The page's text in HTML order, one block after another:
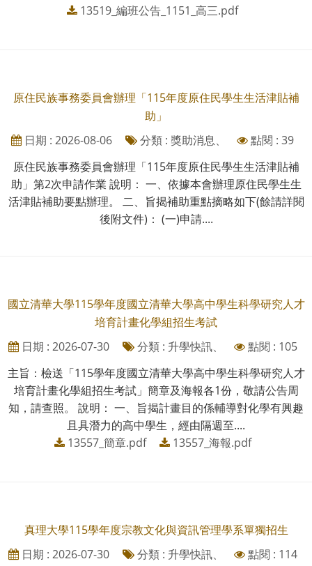
13519_編班公告_1151_高三.pdf
原住民族事務委員會辦理「115年度原住民學生生活津貼補
助」
日期 : 2026-08-06
分類 : 獎助消息、
點閱 : 39
原住民族事務委員會辦理「115年度原住民學生生活津貼補
助」第2次申請作業 說明： 一、依據本會辦理原住民學生生
活津貼補助要點辦理。 二、旨揭補助重點摘略如下(餘請詳閱
後附文件)： (一)申請....
國立清華大學115學年度國立清華大學高中學生科學研究人才
培育計畫化學組招生考試
日期 : 2026-07-30
分類 : 升學快訊、
點閱 : 105
主旨：檢送「115學年度國立清華大學高中學生科學研究人才
培育計畫化學組招生考試」簡章及海報各1份，敬請公告周
知，請查照。 說明： 一、旨揭計畫目的係輔導對化學有興趣
且具潛力的高中學生，經由隔週至....
13557_簡章.pdf
13557_海報.pdf
真理大學115學年度宗教文化與資訊管理學系單獨招生
日期 : 2026-07-30
分類 : 升學快訊、 點閱 : 114